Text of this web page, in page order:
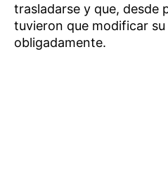
trasladarse y que, desde
tuvieron que modificar
obligadamente.